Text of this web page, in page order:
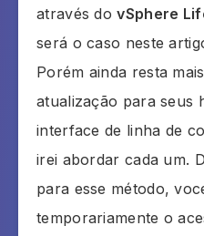
através dovSphere
será o caso neste
Porém ainda resta
atualização para seus
interface de linha de
irei abordar cada um.
para esse método,
temporariamente o